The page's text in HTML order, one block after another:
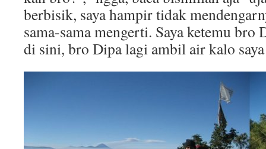
berbisik, saya hampir tidak
sama-sama mengerti. Saya ketemu bro
di sini, bro Dipa lagi ambil air kalo saya